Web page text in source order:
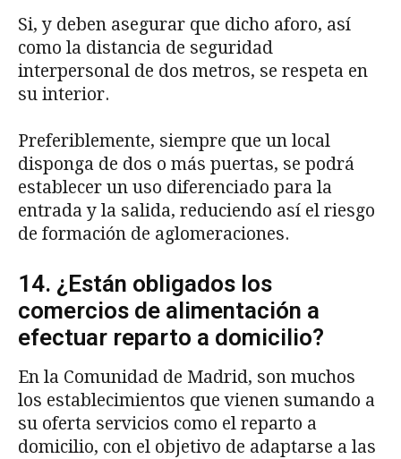
Si, y deben asegurar que dicho aforo, así
como la distancia de seguridad
interpersonal de dos metros, se respeta en
su interior.
Preferiblemente, siempre que un local
disponga de dos o más puertas, se podrá
establecer un uso diferenciado para la
entrada y la salida, reduciendo así el riesgo
de formación de aglomeraciones.
14. ¿Están obligados los
comercios de alimentación a
efectuar reparto a domicilio?
En la Comunidad de Madrid, son muchos
los establecimientos que vienen sumando a
su oferta servicios como el reparto a
domicilio, con el objetivo de adaptarse a las